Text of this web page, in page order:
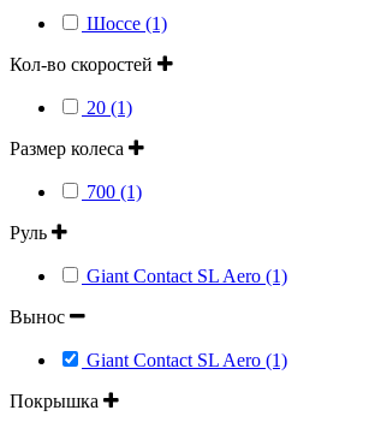
Шоссе (1)
Кол-во скоростей
20 (1)
Размер колеса
700 (1)
Руль
Giant Contact SL Aero (1)
Вынос
Giant Contact SL Aero (1)
Покрышка